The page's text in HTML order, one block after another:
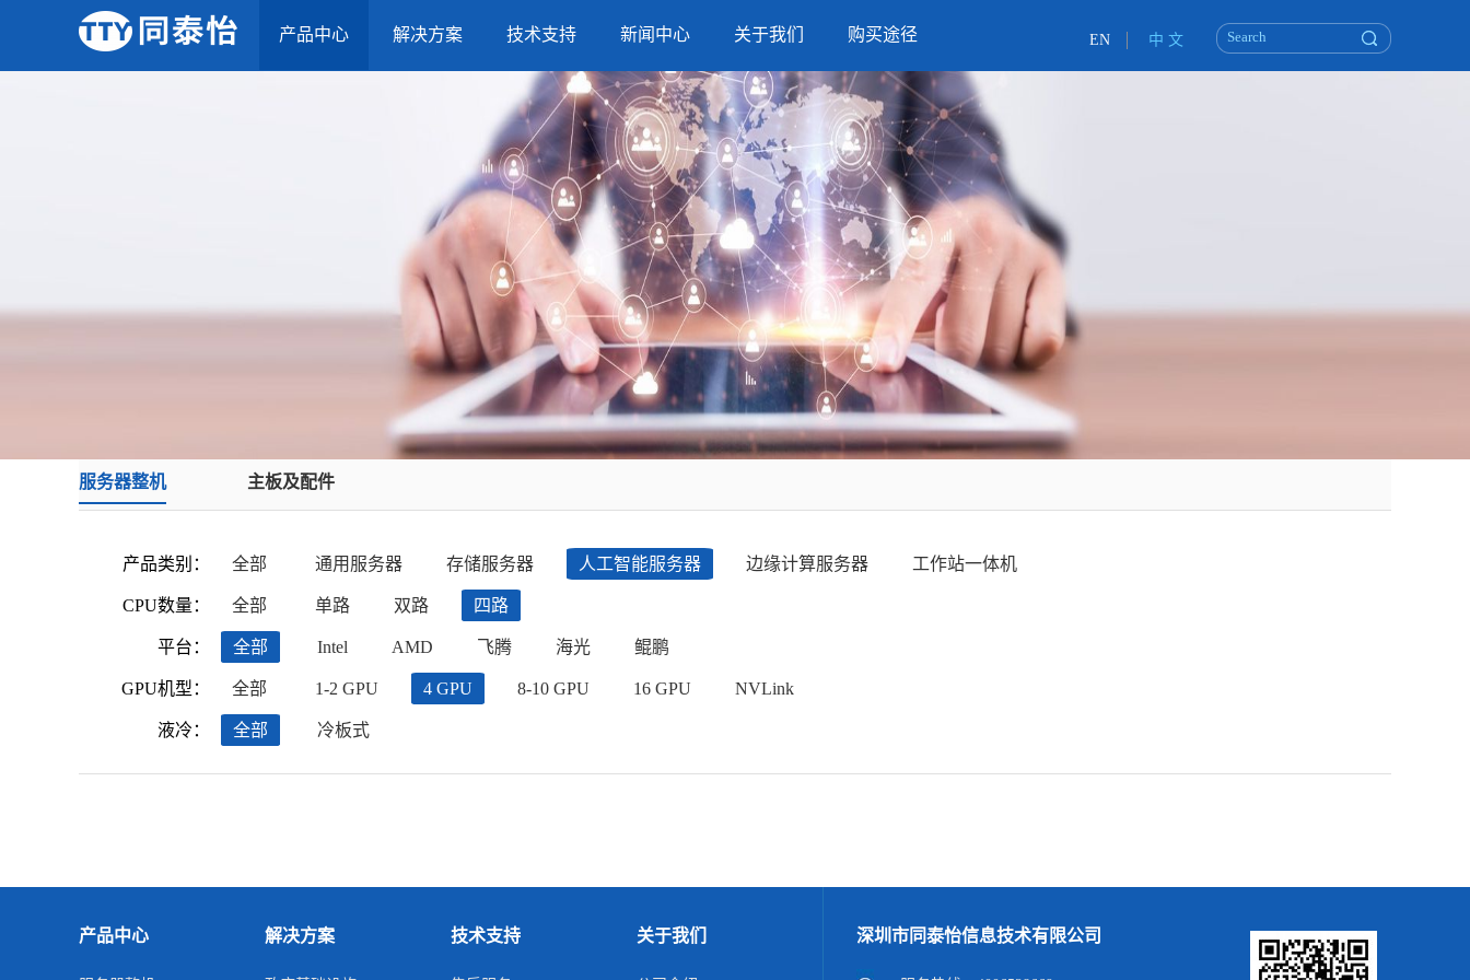
EN 中 文
产品中心 解决方案 技术支持 新闻中心 关于我们 购买途径
服务器整机 主板及配件
产品类别：
CPU数量：
平台：
GPU机型：
液冷：
全部 通用服务器 存储服务器 人工智能服务器 边缘计算服务器 工作站一体机
全部 单路 双路 四路
全部 Intel AMD 飞腾 海光 鲲鹏
全部 1-2 GPU 4 GPU 8-10 GPU 16 GPU NVLink
全部 冷板式
产品中心 解决方案 技术支持 关于我们 深圳市同泰怡信息技术有限公司